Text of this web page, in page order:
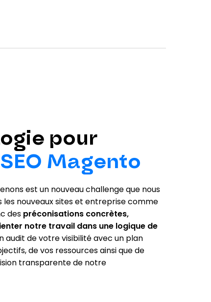
pour
Magento
est un nouveau challenge que nous
nouveaux sites et entreprise comme
des préconisations concrètes,
notre travail dans une logique de
audit de votre visibilité avec un plan
de vos ressources ainsi que de
transparente de notre